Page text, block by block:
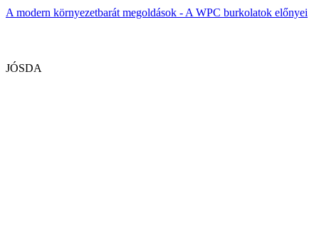
A modern környezetbarát megoldások - A WPC burkolatok előnyei
JÓSDA